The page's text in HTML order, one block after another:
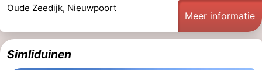
Oude Zeedijk, Nieuwpoort
Meer informatie
Simliduinen